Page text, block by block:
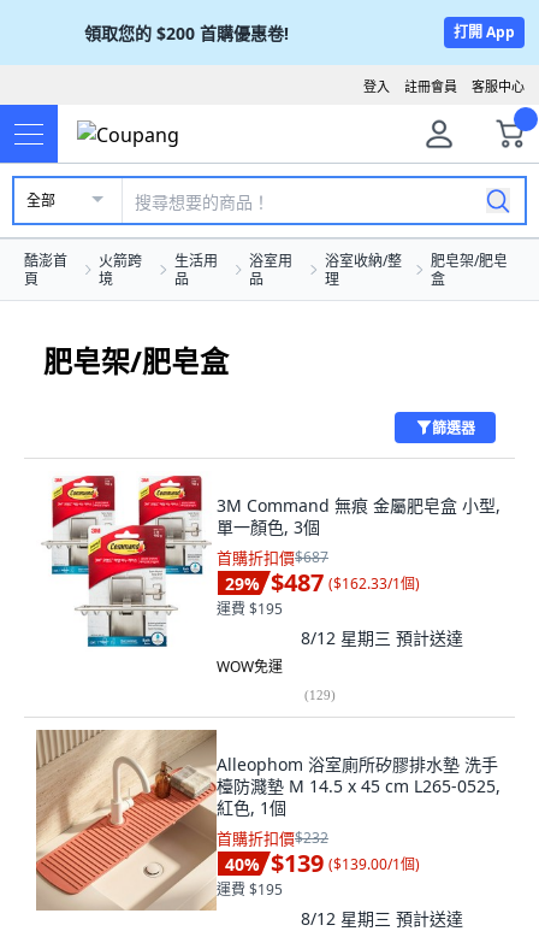
領取您的 $200 首購優惠卷! 打開 App
客服中心
註冊會員
登入
全部
酷澎首
頁
火箭跨
境
生活用
品
浴室用
品
浴室收納/整
理
肥皂架/肥皂
盒
肥皂架/肥皂盒
篩選器
3M Command 無痕 金屬肥皂盒 小型,
單一顏色, 3個
首購折扣價$687
29% $487 ($162.33/1個)
運費 $195
8/12 星期三 預計送達
WOW免運
(129)
Alleophom 浴室廁所矽膠排水墊 洗手
檯防濺墊 M 14.5 x 45 cm L265-0525,
紅色, 1個
首購折扣價$232
40% $139 ($139.00/1個)
運費 $195
8/12 星期三 預計送達